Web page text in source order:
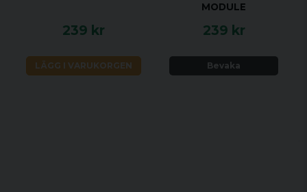
239 kr
LÄGG I VARUKORGEN
MODULE
239 kr
Bevaka